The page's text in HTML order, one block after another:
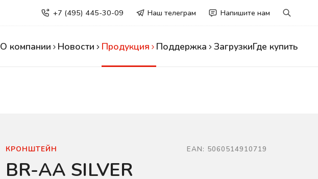
+7 (495) 445-30-09 Наш телеграм Напишите нам
О компании Новости Продукция Поддержка ЗагрузкиГде купить
КРОНШТЕЙН EAN: 5060514910719
BR-AA SILVER